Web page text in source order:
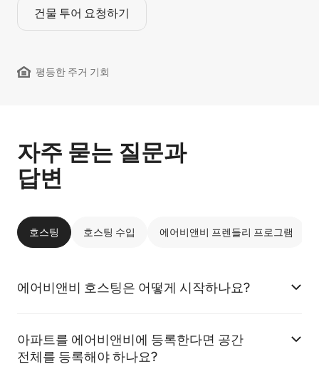
건물 투어 요청하기
평등한 주거 기회
자주 묻는 질문과
답변
호스팅 호스팅 수입 에어비앤비 프렌들리 프로그램
에어비앤비 호스팅은 어떻게 시작하나요?
아파트를 에어비앤비에 등록한다면 공간
전체를 등록해야 하나요?